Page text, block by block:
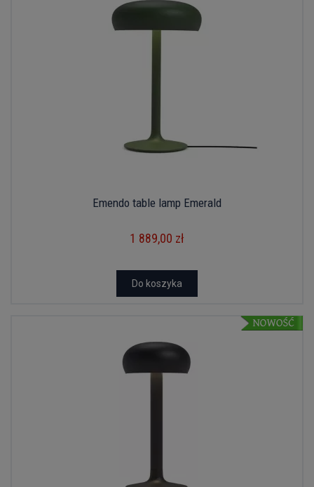
Emendo table lamp Emerald
1 889,00 zł
Do koszyka